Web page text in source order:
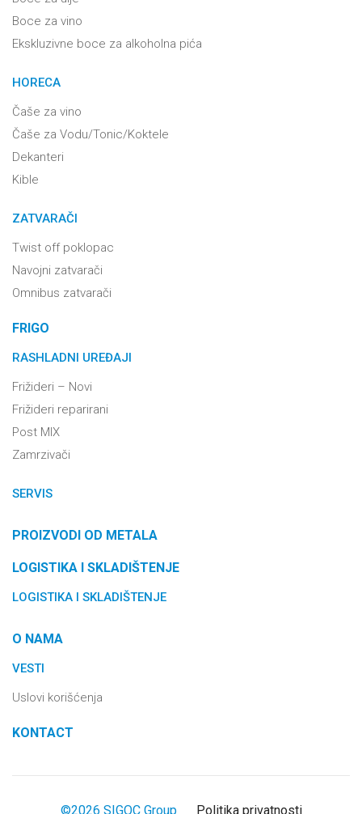
Boce za vino
Ekskluzivne boce za alkoholna pića
HORECA
Čaše za vino
Čaše za Vodu/Tonic/Koktele
Dekanteri
Kible
ZATVARAČI
Twist off poklopac
Navojni zatvarači
Omnibus zatvarači
FRIGO
RASHLADNI UREĐAJI
Frižideri – Novi
Frižideri reparirani
Post MIX
Zamrzivači
SERVIS
PROIZVODI OD METALA
LOGISTIKA I SKLADIŠTENJE
LOGISTIKA I SKLADIŠTENJE
O NAMA
VESTI
Uslovi korišćenja
KONTACT
©2026 SIGOC Group Politika privatnosti